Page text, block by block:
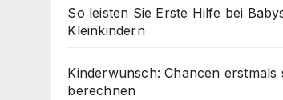
So leisten Sie Erste Hilfe bei
Kleinkindern
Kinderwunsch: Chancen erstmals
berechnen